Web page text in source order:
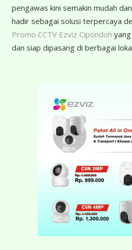
pengawas kini semakin mudah
hadir sebagai solusi terpercaya
Promo CCTV Ezviz Cipondoh
dan siap dipasang di berbagai